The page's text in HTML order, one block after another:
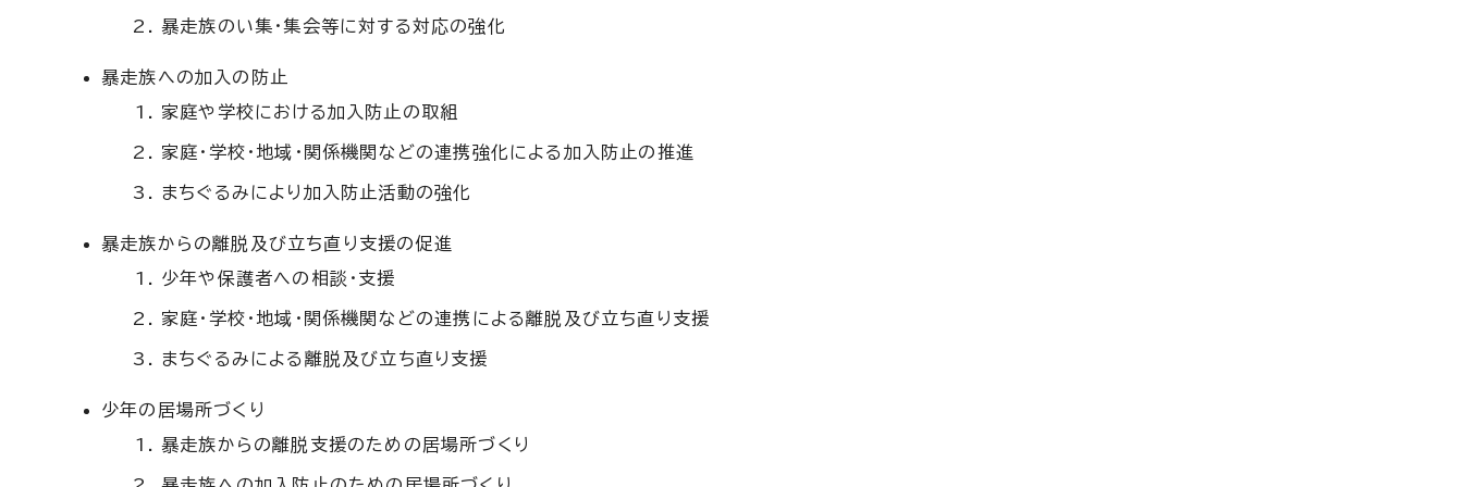
暴走族のい集・集会等に対する対応の強化
暴走族への加入の防止
家庭や学校における加入防止の取組
家庭・学校・地域・関係機関などの連携強化による加入防止の推進
まちぐるみにより加入防止活動の強化
暴走族からの離脱及び立ち直り支援の促進
少年や保護者への相談・支援
家庭・学校・地域・関係機関などの連携による離脱及び立ち直り支援
まちぐるみによる離脱及び立ち直り支援
少年の居場所づくり
暴走族からの離脱支援のための居場所づくり